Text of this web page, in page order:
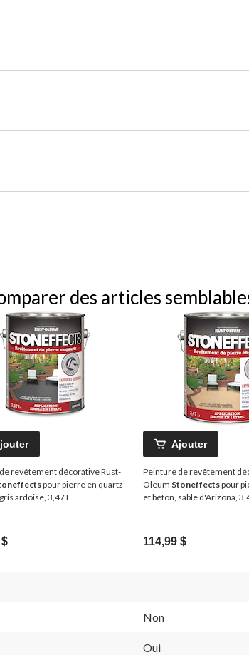
des articles
revêtement décorative Rust-
pour pierre en quartz
ardoise, 3,47 L
Ajouter
Peinture de revêtement
Oleum Stoneffectspour
et béton, sable d'Arizona,
114,99 $
Non
Oui